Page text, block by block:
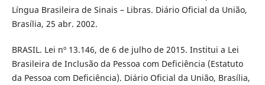
Língua Brasileira de Sinais – Libras. Diário Oficial da União,
Brasília, 25 abr. 2002.
BRASIL. Lei nº 13.146, de 6 de julho de 2015. Institui a Lei
Brasileira de Inclusão da Pessoa com Deficiência (Estatuto
da Pessoa com Deficiência). Diário Oficial da União, Brasília,